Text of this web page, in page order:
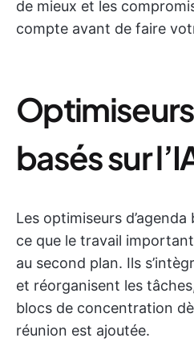
de mieux et les
compte avant de faire
basés sur
Les optimiseurs d’agenda
ce que le travail
au second plan. Ils
et réorganisent les
blocs de concentration
réunion est ajoutée.